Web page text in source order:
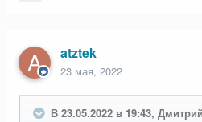
atztek
23 мая, 2022
В 23.05.2022 в 19:43,